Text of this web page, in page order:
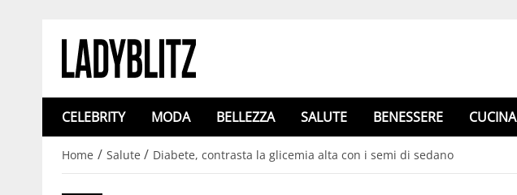
CELEBRITY MODA BELLEZZA SALUTE BENESSERE CUCINA
Home / Salute / Diabete, contrasta la glicemia alta con i semi di sedano